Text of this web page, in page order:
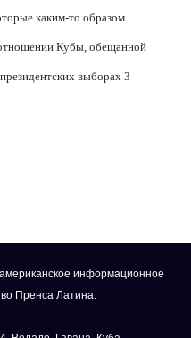
каким-то образом
Кубы, обещанной
выборах 3
информационное
Пренса Латина.